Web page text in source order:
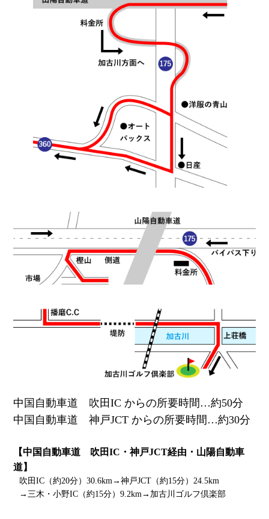
中国自動車道 吹田IC からの所要時間…約50分
中国自動車道 神戸JCT からの所要時間…約30分
【中国自動車道 吹田IC・神戸JCT経由・山陽自動車
道】
吹田IC（約20分）30.6km→神戸JCT（約15分）24.5km
→三木・小野IC（約15分）9.2km→加古川ゴルフ倶楽部